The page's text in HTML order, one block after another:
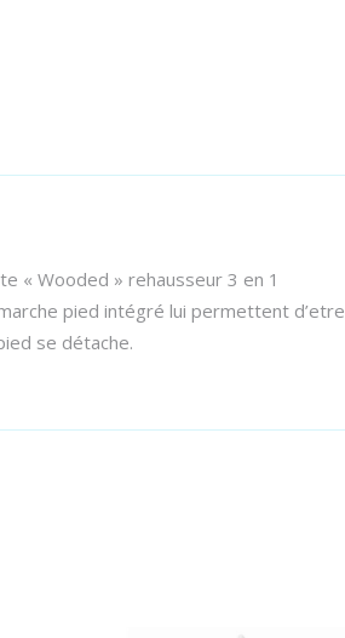
« Wooded » rehausseur 3 en 1
pied intégré lui permettent d’etre
se détache.